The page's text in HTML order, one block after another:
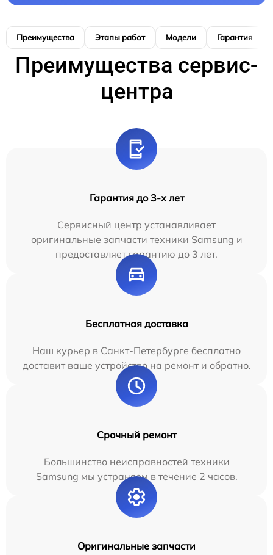
Преимущества Этапы работ Модели Гарантия
Преимущества сервис-
центра
Гарантия до 3-х лет
Сервисный центр устанавливает
оригинальные запчасти техники Samsung и
предоставляет гарантию до 3 лет.
Бесплатная доставка
Наш курьер в Санкт-Петербурге бесплатно
доставит ваше устройство на ремонт и обратно.
Срочный ремонт
Большинство неисправностей техники
Samsung мы устраняем в течение 2 часов.
Оригинальные запчасти